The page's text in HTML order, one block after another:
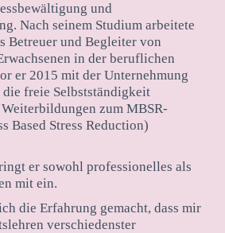
und
Nach seinem Studium arbeitete
Betreuer und Begleiter von
in der beruflichen
er 2015 mit der Unternehmung
freie Selbstständigkeit
zum MBSR-
Based Stress Reduction)
er sowohl professionelles als
mit ein.
die Erfahrung gemacht, dass mir
verschiedenster